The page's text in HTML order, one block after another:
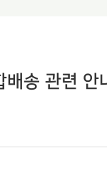
송 관련 안